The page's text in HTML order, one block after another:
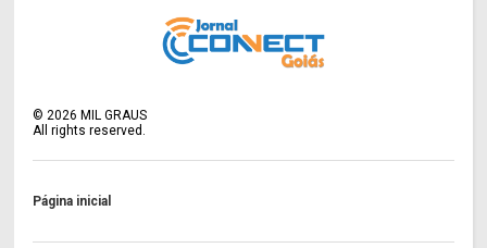
©2026 MIL GRAUS
All rights reserved.
Página inicial